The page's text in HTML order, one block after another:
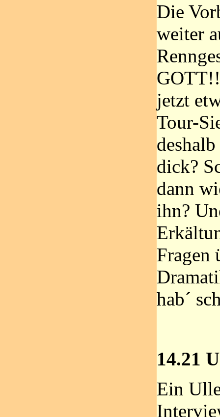
Die
weiter
jetzt
Tour-
dick?
dann
ihn?
Fragen
hab´
14.21
Ein